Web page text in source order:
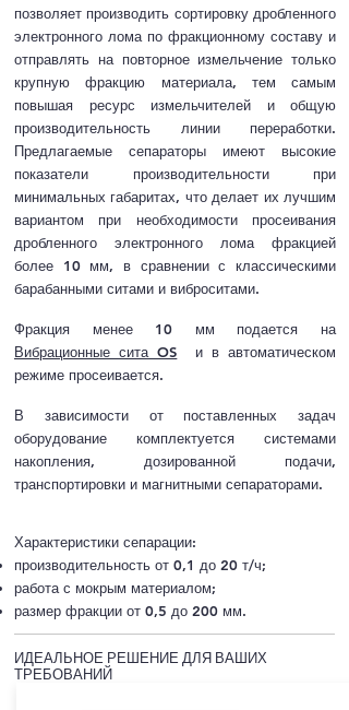
позволяет производить сортировку дробленного
электронного лома по фракционному составу и
отправлять на повторное измельчение только
крупную фракцию материала, тем самым
повышая ресурс измельчителей и общую
производительность линии переработки.
Предлагаемые сепараторы имеют высокие
показатели производительности при
минимальных габаритах, что делает их лучшим
вариантом при необходимости просеивания
дробленного электронного лома фракцией
более 10 мм, в сравнении с классическими
барабанными ситами и виброситами.
Фракция менее 10 мм подается на
Вибрационные сита OS и в автоматическом
режиме просеивается.
В зависимости от поставленных задач
оборудование комплектуется системами
накопления, дозированной подачи,
транспортировки и магнитными сепараторами.
Характеристики сепарации:
производительность от 0,1 до 20 т/ч;
работа с мокрым материалом;
размер фракции от 0,5 до 200 мм.
ИДЕАЛЬНОЕ РЕШЕНИЕ ДЛЯ ВАШИХ
ТРЕБОВАНИЙ